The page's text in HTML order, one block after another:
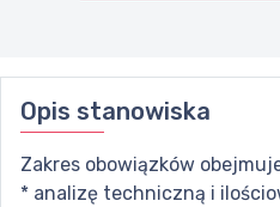
Opis stanowiska
Zakres obowiązków
* analizę techniczną i